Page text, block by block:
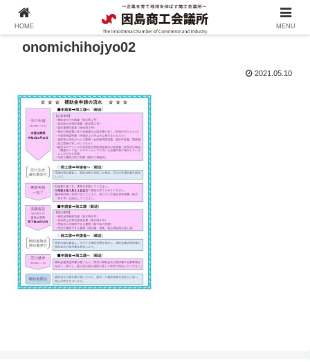
onomichihojyo02
2021.05.10
HOME MENU